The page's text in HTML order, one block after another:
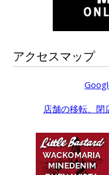
アクセスマップ
店舗の移転、閉